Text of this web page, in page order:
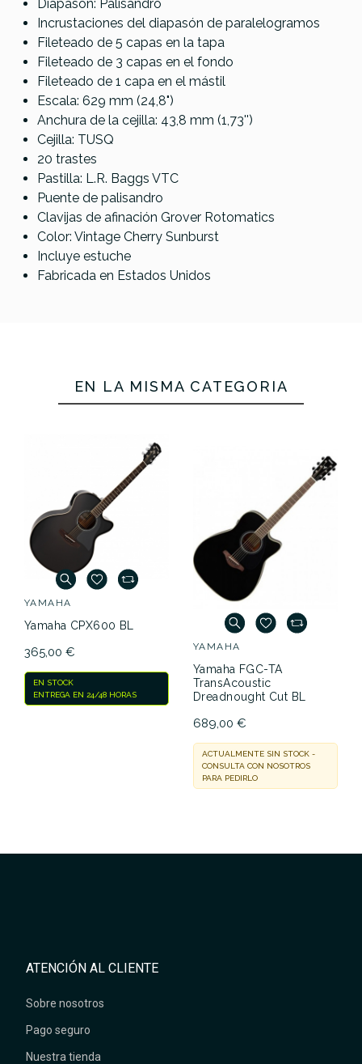
Diapasón: Palisandro
Incrustaciones del diapasón de paralelogramos
Fileteado de 5 capas en la tapa
Fileteado de 3 capas en el fondo
Fileteado de 1 capa en el mástil
Escala: 629 mm (24,8")
Anchura de la cejilla: 43,8 mm (1,73'')
Cejilla: TUSQ
20 trastes
Pastilla: L.R. Baggs VTC
Puente de palisandro
Clavijas de afinación Grover Rotomatics
Color: Vintage Cherry Sunburst
Incluye estuche
Fabricada en Estados Unidos
EN LA MISMA CATEGORÍA
YAMAHA
Yamaha CPX600 BL
365,00 €
EN STOCK
ENTREGA EN 24/48 HORAS
YAMAHA
Yamaha FGC-TA
TransAcoustic
Dreadnought Cut BL
689,00 €
ACTUALMENTE SIN STOCK -
CONSULTA CON NOSOTROS
PARA PEDIRLO
ATENCIÓN AL CLIENTE
Sobre nosotros
Pago seguro
Nuestra tienda